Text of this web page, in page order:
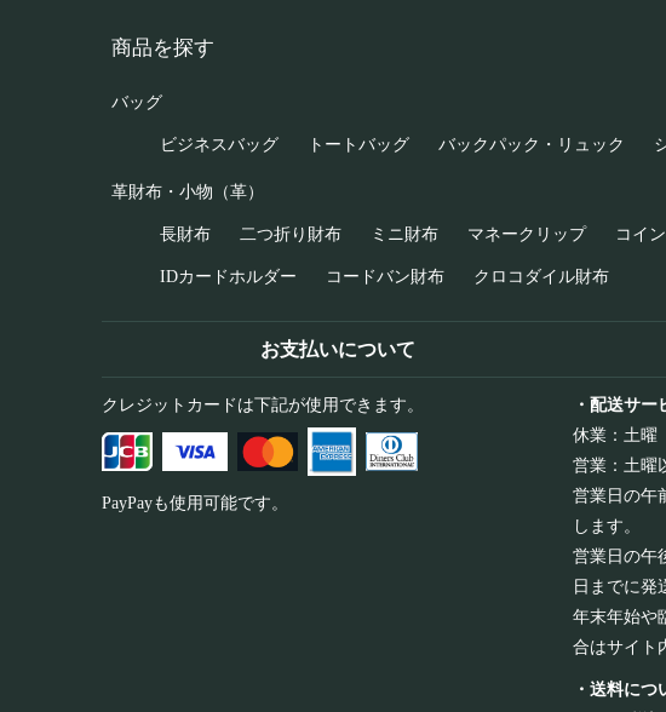
商品を探す
バッグ
ビジネスバッグ トートバッグ バックパック・リュック
革財布・小物（革）
長財布 二つ折り財布 ミニ財布 マネークリップ コイ
IDカードホルダー コードバン財布 クロコダイル財布
お支払いについて
クレジットカードは下記が使用できます。
PayPayも使用可能です。
・配送サー
休業：土曜
営業：土曜
営業日の午
します。
営業日の午
日までに発
年末年始や
合はサイト
・送料につ